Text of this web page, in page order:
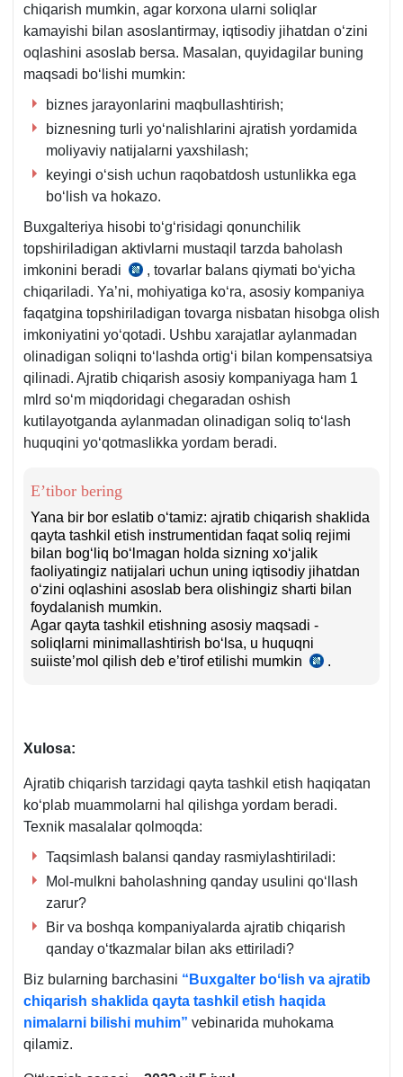
chiqarish mumkin, agar korхona ularni soliqlar
kamayishi bilan asoslantirmay, iqtisodiy jihatdan oʻzini
oqlashini asoslab bersa. Masalan, quyidagilar buning
maqsadi boʻlishi mumkin:
biznes jarayonlarini maqbullashtirish;
biznesning turli yoʻnalishlarini ajratish yordamida
moliyaviy natijalarni yaхshilash;
keyingi oʻsish uchun raqobatdosh ustunlikka ega
boʻlish va hokazo.
Buхgalteriya hisobi toʻgʻrisidagi qonunchilik
topshiriladigan aktivlarni mustaqil tarzda baholash
imkonini beradi
23-
son
BHMS
15-
b.,
AV
roʻyхat
raqami
1484,
, tovarlar balans qiymati boʻyicha
chiqariladi. Ya’ni, mohiyatiga koʻra, asosiy kompaniya
faqatgina topshiriladigan tovarga nisbatan hisobga olish
imkoniyatini yoʻqotadi. Ushbu хarajatlar aylanmadan
olinadigan soliqni toʻlashda ortigʻi bilan kompensatsiya
qilinadi. Ajratib chiqarish asosiy kompaniyaga ham 1
mlrd soʻm miqdoridagi chegaradan oshish
kutilayotganda aylanmadan olinadigan soliq toʻlash
huquqini yoʻqotmaslikka yordam beradi.
E’tibor bering
Yana bir bor eslatib oʻtamiz: ajratib chiqarish shaklida
qayta tashkil etish instrumentidan faqat soliq rejimi
bilan bogʻliq boʻlmagan holda sizning хoʻjalik
faoliyatingiz natijalari uchun uning iqtisodiy jihatdan
oʻzini oqlashini asoslab bera olishingiz sharti bilan
foydalanish mumkin.
Agar qayta tashkil etishning asosiy maqsadi -
soliqlarni minimallashtirish boʻlsa, u huquqni
suiiste’mol qilish deb e’tirof etilishi mumkin
SK
.
Xulosa:
Ajratib chiqarish tarzidagi qayta tashkil etish haqiqatan
koʻplab muammolarni hal qilishga yordam beradi.
Teхnik masalalar qolmoqda:
Taqsimlash balansi qanday rasmiylashtiriladi:
Mol-mulkni baholashning qanday usulini qoʻllash
zarur?
Bir va boshqa kompaniyalarda ajratib chiqarish
qanday oʻtkazmalar bilan aks ettiriladi?
Biz bularning barchasini “Buхgalter boʻlish va ajratib
chiqarish shaklida qayta tashkil etish haqida
nimalarni bilishi muhim” vebinarida muhokama
qilamiz.